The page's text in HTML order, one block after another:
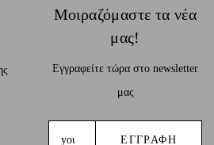
Μοιραζόμαστε τα νέα
μας!
Εγγραφείτε τώρα στο newsletter
μας